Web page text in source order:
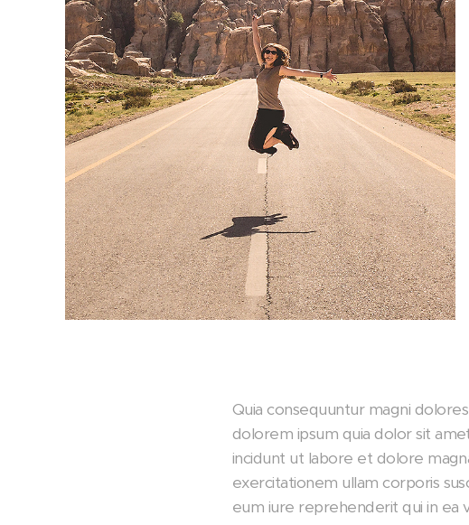
Quia consequuntur magni
dolorem ipsum quia dolor sit
incidunt ut labore et dolore
exercitationem ullam corporis
eum iure reprehenderit qui in ea